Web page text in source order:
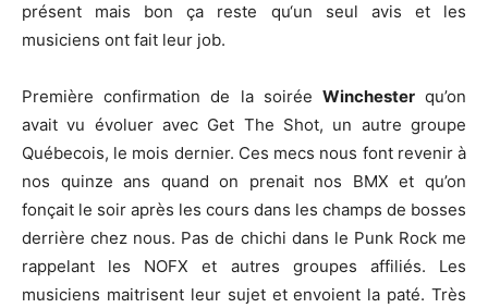
présent mais bon ça reste qu‘un seul avis et les
musiciens ont fait leur job.
Première confirmation de la soirée Winchesterqu’on
avait vu évoluer avec Get The Shot, un autre groupe
Québecois, le mois dernier. Ces mecs nous font revenir à
nos quinze ans quand on prenait nos BMX et qu’on
fonçait le soir après les cours dans les champs de bosses
derrière chez nous. Pas de chichi dans le Punk Rock me
rappelant les NOFX et autres groupes affiliés. Les
musiciens maitrisent leur sujet et envoient la paté. Très